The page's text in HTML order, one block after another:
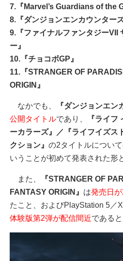
7.『Marvel’s Guardians of the
8.『ダンジョンエンカウンターズ
9.『ファイナルファンタジーVII
ー』
10.『チョコボGP』
11.『STRANGER OF
ORIGIN』
なかでも、 『ダンジョンエン
公開タイトルであり、
『ライフ
ーカラーズ』／『ライフイズス
クション』 の2タイトルについて
いうことが初めて発表された形
また、
『STRANGER OF
FANTASY ORIGIN』 は発売日
たこと、およびPlayStation 5／
体験版第2弾が配信間近である